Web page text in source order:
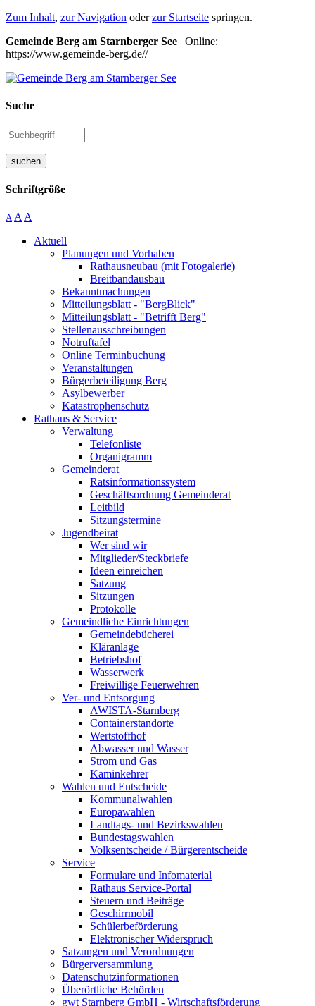
Zum Inhalt, zur Navigation oderzur Startseite springen.
Gemeinde Berg am Starnberger See | Online:
https://www.gemeinde-berg.de//
Suche
suchen
Schriftgröße
A A A
Aktuell
Planungen und Vorhaben
Rathausneubau (mit Fotogalerie)
Breitbandausbau
Bekanntmachungen
Mitteilungsblatt - "BergBlick"
Mitteilungsblatt - "Betrifft Berg"
Stellenausschreibungen
Notruftafel
Online Terminbuchung
Veranstaltungen
Bürgerbeteiligung Berg
Asylbewerber
Katastrophenschutz
Rathaus & Service
Verwaltung
Telefonliste
Organigramm
Gemeinderat
Ratsinformationssystem
Geschäftsordnung Gemeinderat
Leitbild
Sitzungstermine
Jugendbeirat
Wer sind wir
Mitglieder/Steckbriefe
Ideen einreichen
Satzung
Sitzungen
Protokolle
Gemeindliche Einrichtungen
Gemeindebücherei
Kläranlage
Betriebshof
Wasserwerk
Freiwillige Feuerwehren
Ver- und Entsorgung
AWISTA-Starnberg
Containerstandorte
Wertstoffhof
Abwasser und Wasser
Strom und Gas
Kaminkehrer
Wahlen und Entscheide
Kommunalwahlen
Europawahlen
Landtags- und Bezirkswahlen
Bundestagswahlen
Volksentscheide / Bürgerentscheide
Service
Formulare und Infomaterial
Rathaus Service-Portal
Steuern und Beiträge
Geschirrmobil
Schülerbeförderung
Elektronischer Widerspruch
Satzungen und Verordnungen
Bürgerversammlung
Datenschutzinformationen
Überörtliche Behörden
gwt Starnberg GmbH - Wirtschaftsförderung